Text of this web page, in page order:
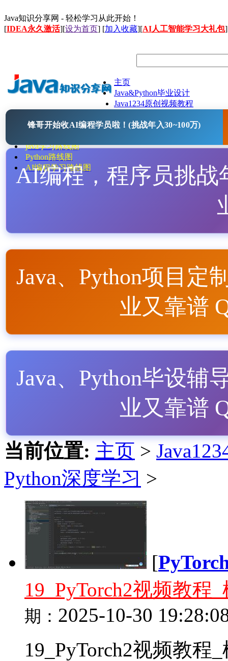
Java知识分享网 - 轻松学习从此开始！
[IDEA永久激活][设为首页] [加入收藏][AI人工智能学习大礼包]
主页
Java&Python毕业设计
Java1234原创视频教程
Java开源项目
java学习路线图
Python路线图
AI编程学习路线图
锋哥开始收AI编程学员啦！(挑战年入30~100万)
AI编程，程序员挑战
Java、Python项目定
业又靠谱
Java、Python毕设辅
业又靠谱
当前位置: 主页 >
Python深度学习 >
[
19_PyTorch2视频教程
期： 2025-10-30
19_PyTorch2视频教程